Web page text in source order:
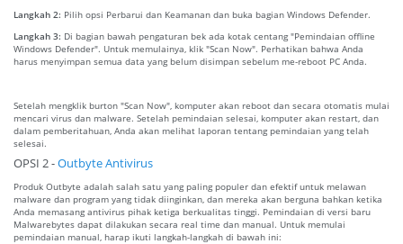
Langkah 2: Pilih opsi Perbarui dan Keamanan dan buka bagian Windows Defender.
Langkah 3: Di bagian bawah pengaturan bek ada kotak centang "Pemindaian offline
Windows Defender". Untuk memulainya, klik "Scan Now". Perhatikan bahwa Anda
harus menyimpan semua data yang belum disimpan sebelum me-reboot PC Anda.
Setelah mengklik burton "Scan Now", komputer akan reboot dan secara otomatis mulai
mencari virus dan malware. Setelah pemindaian selesai, komputer akan restart, dan
dalam pemberitahuan, Anda akan melihat laporan tentang pemindaian yang telah
selesai.
OPSI 2 -Outbyte Antivirus
Produk Outbyte adalah salah satu yang paling populer dan efektif untuk melawan
malware dan program yang tidak diinginkan, dan mereka akan berguna bahkan ketika
Anda memasang antivirus pihak ketiga berkualitas tinggi. Pemindaian di versi baru
Malwarebytes dapat dilakukan secara real time dan manual. Untuk memulai
pemindaian manual, harap ikuti langkah-langkah di bawah ini: